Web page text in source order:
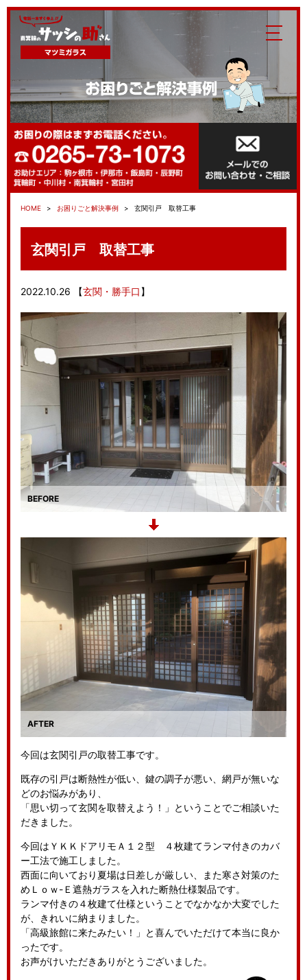
HOME お困りごと解決事例 玄関引戸 取替工事
玄関引戸 取替工事
2022.10.26 【玄関・勝手口 】
今回は玄関引戸の取替工事です。
既存の引戸は断熱性が低い、鍵の調子が悪い、網戸が無いな
どのお悩みがあり、
「思い切って玄関を取替えよう！」ということでご相談いた
だきました。
今回はＹＫＫドアリモＡ１２型 ４枚建てランマ付きのカバ
ー工法で施工しました。
西面に向いており夏場は日差しが厳しい、また寒さ対策のた
めＬｏｗ-Ｅ遮熱ガラスを入れた断熱仕様製品です。
ランマ付きの４枚建て仕様ということでなかなか大変でした
が、きれいに納まりました。
「高級旅館に来たみたい！」と喜んでいただけて本当に良か
ったです。
お声がけいただきありがとうございました。